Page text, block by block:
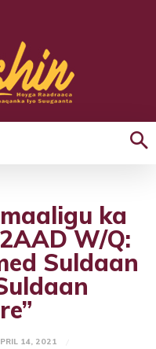
ka
W/Q:
Suldaan
14, 2021